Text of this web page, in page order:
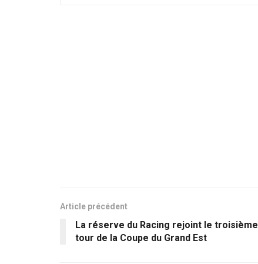
Article précédent
La réserve du Racing rejoint le troisième
tour de la Coupe du Grand Est